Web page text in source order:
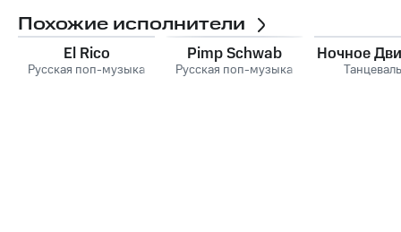
Похожие исполнители
El Rico
Русская поп-музыка
Pimp Schwab
Русская поп-музыка
Ночное